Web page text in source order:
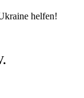
helfen!